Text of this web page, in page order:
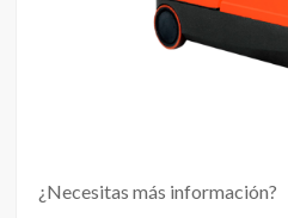
¿Necesitas más información?